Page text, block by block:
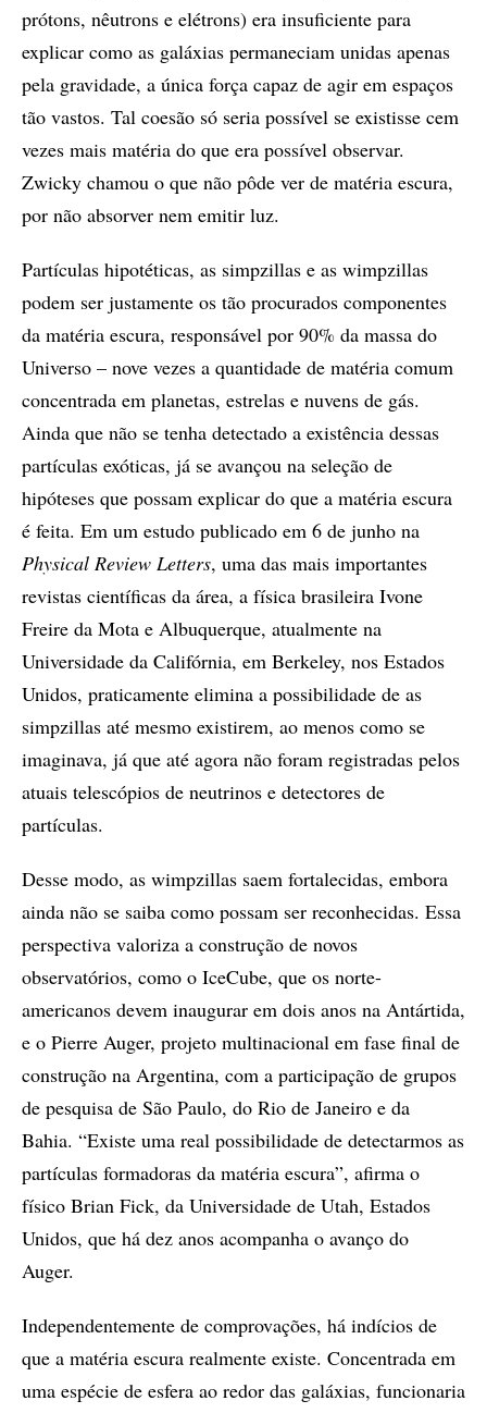
prótons, nêutrons e elétrons) era insuficiente para
explicar como as galáxias permaneciam unidas apenas
pela gravidade, a única força capaz de agir em espaços
tão vastos. Tal coesão só seria possível se existisse cem
vezes mais matéria do que era possível observar.
Zwicky chamou o que não pôde ver de matéria escura,
por não absorver nem emitir luz.
Partículas hipotéticas, as simpzillas e as wimpzillas
podem ser justamente os tão procurados componentes
da matéria escura, responsável por 90% da massa do
Universo – nove vezes a quantidade de matéria comum
concentrada em planetas, estrelas e nuvens de gás.
Ainda que não se tenha detectado a existência dessas
partículas exóticas, já se avançou na seleção de
hipóteses que possam explicar do que a matéria escura
é feita. Em um estudo publicado em 6 de junho na
Physical Review Letters, uma das mais importantes
revistas científicas da área, a física brasileira Ivone
Freire da Mota e Albuquerque, atualmente na
Universidade da Califórnia, em Berkeley, nos Estados
Unidos, praticamente elimina a possibilidade de as
simpzillas até mesmo existirem, ao menos como se
imaginava, já que até agora não foram registradas pelos
atuais telescópios de neutrinos e detectores de
partículas.
Desse modo, as wimpzillas saem fortalecidas, embora
ainda não se saiba como possam ser reconhecidas. Essa
perspectiva valoriza a construção de novos
observatórios, como o IceCube, que os norte-
americanos devem inaugurar em dois anos na Antártida,
e o Pierre Auger, projeto multinacional em fase final de
construção na Argentina, com a participação de grupos
de pesquisa de São Paulo, do Rio de Janeiro e da
Bahia. “Existe uma real possibilidade de detectarmos as
partículas formadoras da matéria escura”, afirma o
físico Brian Fick, da Universidade de Utah, Estados
Unidos, que há dez anos acompanha o avanço do
Auger.
Independentemente de comprovações, há indícios de
que a matéria escura realmente existe. Concentrada em
uma espécie de esfera ao redor das galáxias, funcionaria